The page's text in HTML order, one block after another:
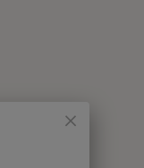
leczone